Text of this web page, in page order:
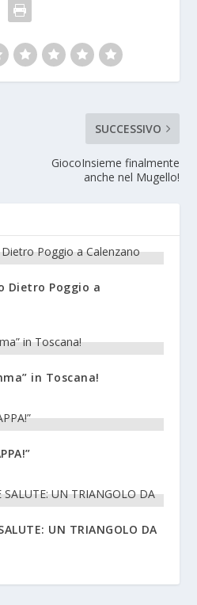
SUCCESSIVO
GiocoInsieme finalmente
anche nel Mugello!
Dietro Poggio a
in Toscana!
UN TRIANGOLO DA